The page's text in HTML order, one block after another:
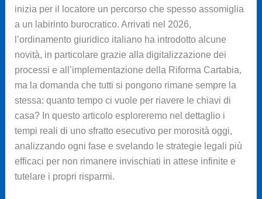
inizia per il locatore un percorso che spesso assomiglia
a un labirinto burocratico. Arrivati nel 2026,
l’ordinamento giuridico italiano ha introdotto alcune
novità, in particolare grazie alla digitalizzazione dei
processi e all’implementazione della Riforma Cartabia,
ma la domanda che tutti si pongono rimane sempre la
stessa: quanto tempo ci vuole per riavere le chiavi di
casa? In questo articolo esploreremo nel dettaglio i
tempi reali di uno sfratto esecutivo per morosità oggi,
analizzando ogni fase e svelando le strategie legali più
efficaci per non rimanere invischiati in attese infinite e
tutelare i propri risparmi.